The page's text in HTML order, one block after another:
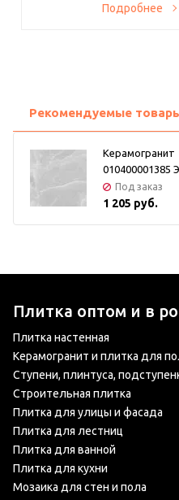
Подробнее
Рекомендуемые
Керамогранит
010400001385
Под заказ
1 205 руб.
Плитка оптом и в
Плитка настенная
Керамогранит и плитка для
Ступени, плинтуса,
Строительная плитка
Плитка для улицы и фасада
Плитка для лестниц
Плитка для ванной
Плитка для кухни
Мозаика для стен и пола